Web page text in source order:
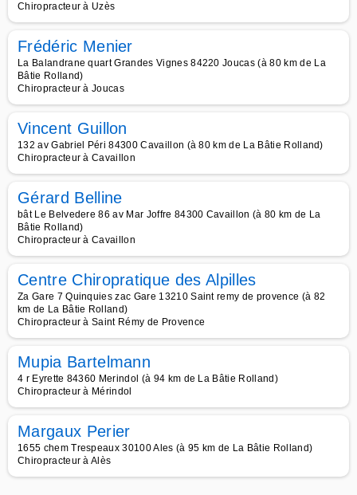
Chiropracteur à Uzès
Frédéric Menier
La Balandrane quart Grandes Vignes 84220 Joucas (à 80 km de La
Bâtie Rolland)
Chiropracteur à Joucas
Vincent Guillon
132 av Gabriel Péri 84300 Cavaillon (à 80 km de La Bâtie Rolland)
Chiropracteur à Cavaillon
Gérard Belline
bât Le Belvedere 86 av Mar Joffre 84300 Cavaillon (à 80 km de La
Bâtie Rolland)
Chiropracteur à Cavaillon
Centre Chiropratique des Alpilles
Za Gare 7 Quinquies zac Gare 13210 Saint remy de provence (à 82
km de La Bâtie Rolland)
Chiropracteur à Saint Rémy de Provence
Mupia Bartelmann
4 r Eyrette 84360 Merindol (à 94 km de La Bâtie Rolland)
Chiropracteur à Mérindol
Margaux Perier
1655 chem Trespeaux 30100 Ales (à 95 km de La Bâtie Rolland)
Chiropracteur à Alès